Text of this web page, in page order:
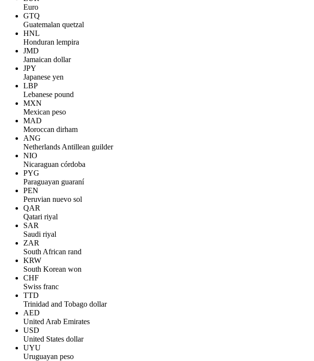
Euro
GTQ
Guatemalan quetzal
HNL
Honduran lempira
JMD
Jamaican dollar
JPY
Japanese yen
LBP
Lebanese pound
MXN
Mexican peso
MAD
Moroccan dirham
ANG
Netherlands Antillean guilder
NIO
Nicaraguan córdoba
PYG
Paraguayan guaraní
PEN
Peruvian nuevo sol
QAR
Qatari riyal
SAR
Saudi riyal
ZAR
South African rand
KRW
South Korean won
CHF
Swiss franc
TTD
Trinidad and Tobago dollar
AED
United Arab Emirates
USD
United States dollar
UYU
Uruguayan peso